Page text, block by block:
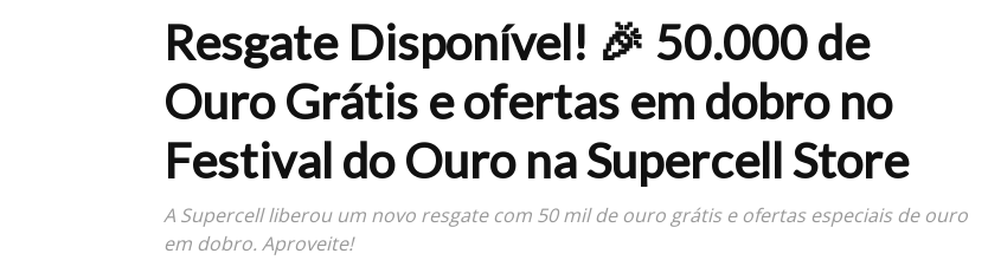
Resgate Disponível! 🎉 50.000 de
Ouro Grátis e ofertas em dobro no
Festival do Ouro na Supercell Store
A Supercell liberou um novo resgate com 50 mil de ouro grátis e ofertas especiais de ouro
em dobro. Aproveite!